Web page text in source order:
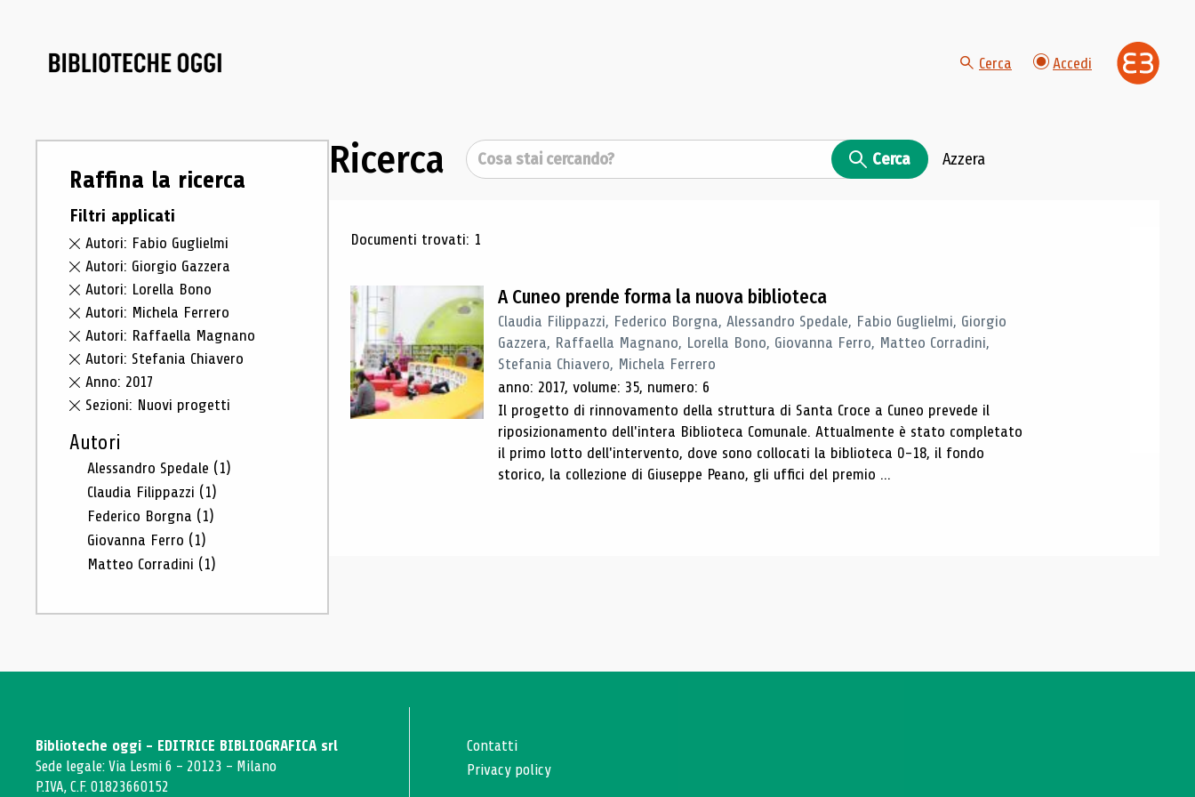
Cerca Accedi
Raffina la ricerca
Filtri applicati
Autori: Fabio Guglielmi
Autori: Giorgio Gazzera
Autori: Lorella Bono
Autori: Michela Ferrero
Autori: Raffaella Magnano
Autori: Stefania Chiavero
Anno: 2017
Sezioni: Nuovi progetti
Autori
Alessandro Spedale (1)
Claudia Filippazzi (1)
Federico Borgna (1)
Giovanna Ferro (1)
Matteo Corradini (1)
Ricerca Cerca Cerca Azzera
Risultati di ricerca
Documenti trovati: 1
A Cuneo prende forma la nuova biblioteca
Claudia Filippazzi, Federico Borgna, Alessandro Spedale, Fabio Guglielmi, Giorgio
Gazzera, Raffaella Magnano, Lorella Bono, Giovanna Ferro, Matteo Corradini,
Stefania Chiavero, Michela Ferrero
anno: 2017, volume: 35, numero: 6
Il progetto di rinnovamento della struttura di Santa Croce a Cuneo prevede il
riposizionamento dell'intera Biblioteca Comunale. Attualmente è stato completato
il primo lotto dell'intervento, dove sono collocati la biblioteca 0-18, il fondo
storico, la collezione di Giuseppe Peano, gli uffici del premio ...
Biblioteche oggi - EDITRICE BIBLIOGRAFICA srl
Sede legale: Via Lesmi 6 - 20123 - Milano
P.IVA, C.F. 01823660152
Contatti
Privacy policy